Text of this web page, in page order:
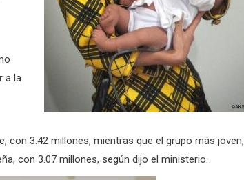
a la
con 3.42 millones, mientras que el grupo más joven,
con 3.07 millones, según dijo el ministerio.